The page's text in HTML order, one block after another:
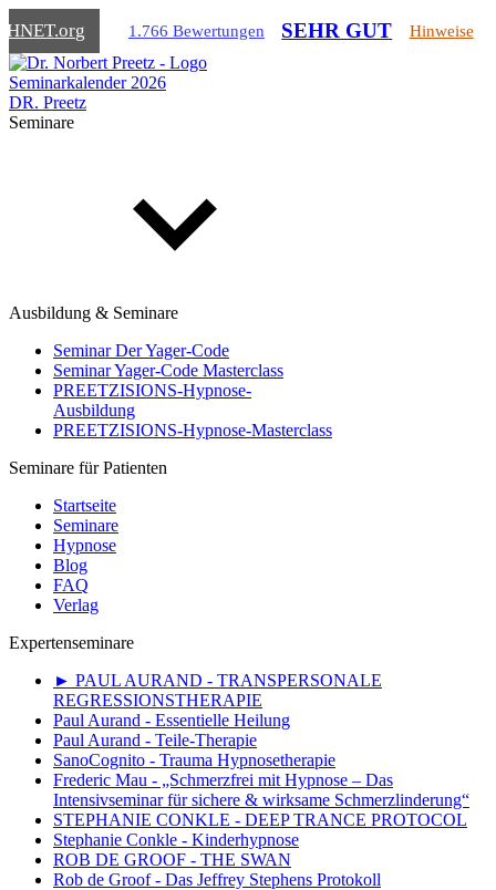
.org 1.766 Bewertungen SEHR GUT Hinweise
Seminarkalender 2026
DR. Preetz
Seminare
Ausbildung & Seminare
Seminar Der Yager-Code
Seminar Yager-Code Masterclass
PREETZISIONS-Hypnose-
Ausbildung
PREETZISIONS-Hypnose-Masterclass
Seminare für Patienten
Startseite
Seminare
Hypnose
Blog
FAQ
Verlag
Expertenseminare
► PAUL AURAND - TRANSPERSONALE
REGRESSIONSTHERAPIE
Paul Aurand - Essentielle Heilung
Paul Aurand - Teile-Therapie
SanoCognito - Trauma Hypnosetherapie
Frederic Mau - „Schmerzfrei mit Hypnose – Das
Intensivseminar für sichere & wirksame Schmerzlinderung“
STEPHANIE CONKLE - DEEP TRANCE PROTOCOL
Stephanie Conkle - Kinderhypnose
ROB DE GROOF - THE SWAN
Rob de Groof - Das Jeffrey Stephens Protokoll